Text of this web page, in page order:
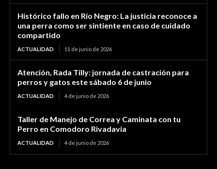
Histórico fallo en Río Negro: La justicia reconoce a
una perra como ser sintiente en caso de cuidado
compartido
ACTUALIDAD 11 de junio de 2026
Atención, Rada Tilly: jornada de castración para
perros y gatos este sábado 6 de junio
ACTUALIDAD 4 de junio de 2026
Taller de Manejo de Correa y Caminata con tu
Perro en Comodoro Rivadavia
ACTUALIDAD 4 de junio de 2026